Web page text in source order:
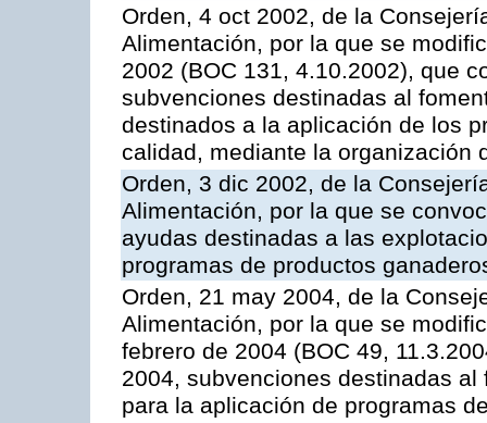
Orden, 4 oct 2002, de la
Alimentación, por la que se
2002 (BOC 131, 4.10.2002), que
subvenciones destinadas al
destinados a la aplicación de los
calidad, mediante la organización
Orden, 3 dic 2002, de la
Alimentación, por la que se
ayudas destinadas a las
programas de productos
Orden, 21 may 2004, de la
Alimentación, por la que se
febrero de 2004 (BOC 49,
2004, subvenciones destinadas
para la aplicación de programas